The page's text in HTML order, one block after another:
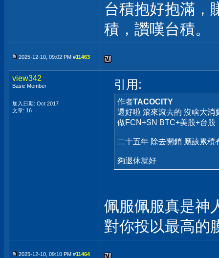
台積抱好抱滿，
積，讚嘆台積。
2025-12-10, 09:02 PM #11463
view342
Basic Member
加入日期: Oct 2017
文章: 16
引用:
作者TACOCITY
還好啦 滾來滾去的 沒啥大消
做FCN+SN BTC+美股+台股
二十五年 除去開銷 應該累積
夠退休就好
佩服佩服真是神
對你投以最高的
2025-12-10, 09:10 PM #11464